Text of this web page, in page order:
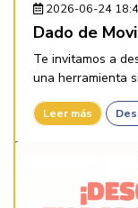
2026-06-24
Dado de
Te invitamos a
una herramienta
Leer más